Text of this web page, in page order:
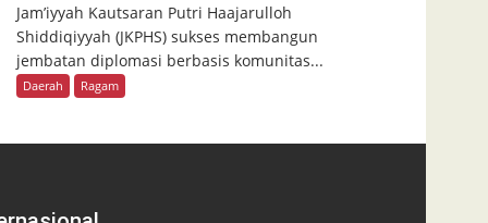
Jam’iyyah Kautsaran Putri Haajarulloh
Shiddiqiyyah (JKPHS) sukses membangun
jembatan diplomasi berbasis komunitas...
Daerah Ragam